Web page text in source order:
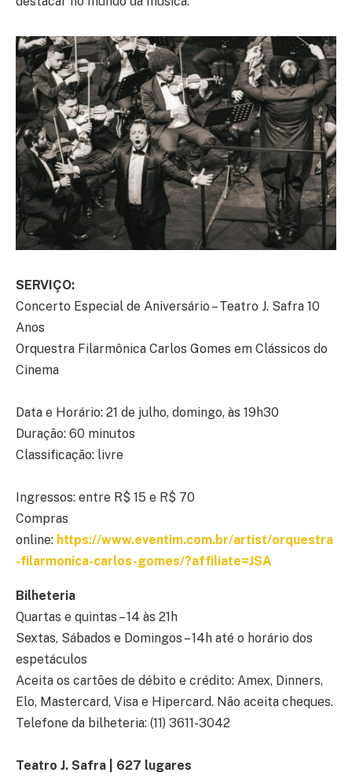
SERVIÇO:
Concerto Especial de Aniversário – Teatro J. Safra 10
Anos
Orquestra Filarmônica Carlos Gomes em Clássicos do
Cinema
Data e Horário: 21 de julho, domingo, às 19h30
Duração: 60 minutos
Classificação: livre
Ingressos: entre R$ 15 e R$ 70
Compras
online: https://www.eventim.com.br/artist/orquestra
-filarmonica-carlos-gomes/?affiliate=JSA
Bilheteria
Quartas e quintas – 14 às 21h
Sextas, Sábados e Domingos – 14h até o horário dos
espetáculos
Aceita os cartões de débito e crédito: Amex, Dinners,
Elo, Mastercard, Visa e Hipercard. Não aceita cheques.
Telefone da bilheteria: (11) 3611-3042
Teatro J. Safra | 627 lugares